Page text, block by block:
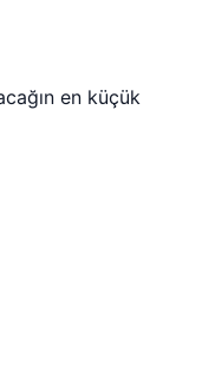
en küçük